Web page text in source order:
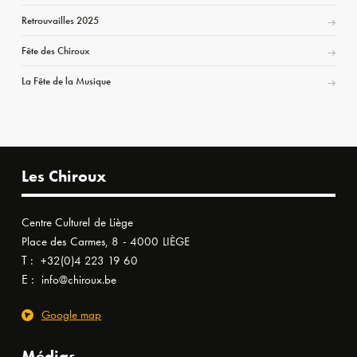
Retrouvailles 2025
Fête des Chiroux
La Fête de la Musique
Les Chiroux
Centre Culturel de Liège
Place des Carmes, 8 - 4000 LIÈGE
T : +32(0)4 223 19 60
E : info@chiroux.be
Google map